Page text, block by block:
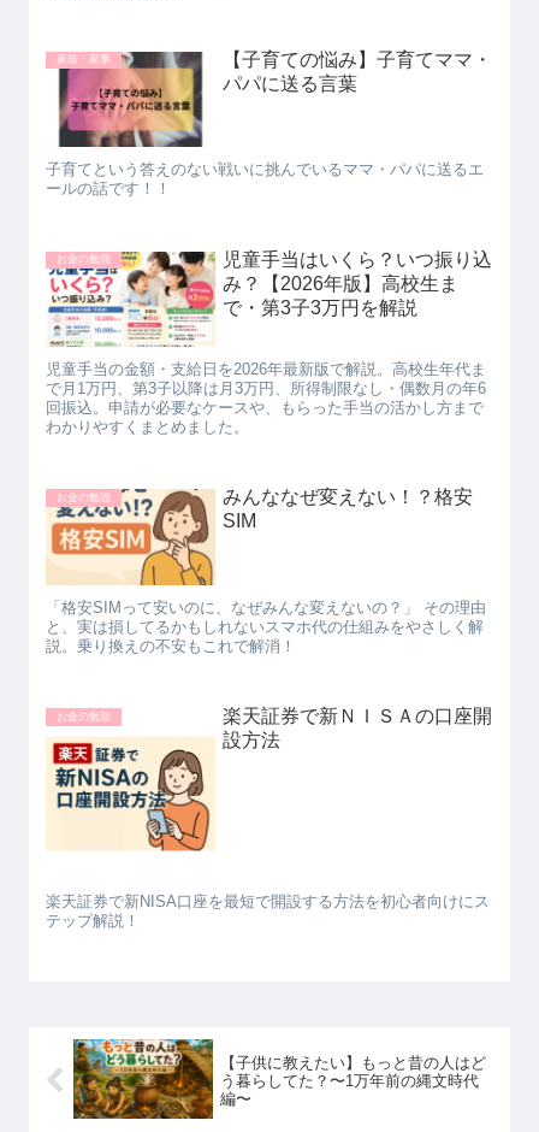
家族・家事
【子育ての悩み】子育てママ・
パパに送る言葉
子育てという答えのない戦いに挑んでいるママ・パパに送るエ
ールの話です！！
お金の勉強
児童手当はいくら？いつ振り込
み？【2026年版】高校生ま
で・第3子3万円を解説
児童手当の金額・支給日を2026年最新版で解説。高校生年代ま
で月1万円、第3子以降は月3万円、所得制限なし・偶数月の年6
回振込。申請が必要なケースや、もらった手当の活かし方まで
わかりやすくまとめました。
お金の勉強
みんななぜ変えない！？格安
SIM
「格安SIMって安いのに、なぜみんな変えないの？」 その理由
と、実は損してるかもしれないスマホ代の仕組みをやさしく解
説。乗り換えの不安もこれで解消！
お金の勉強
楽天証券で新ＮＩＳＡの口座開
設方法
楽天証券で新NISA口座を最短で開設する方法を初心者向けにス
テップ解説！
【子供に教えたい】もっと昔の人はど
う暮らしてた？〜1万年前の縄文時代
編〜